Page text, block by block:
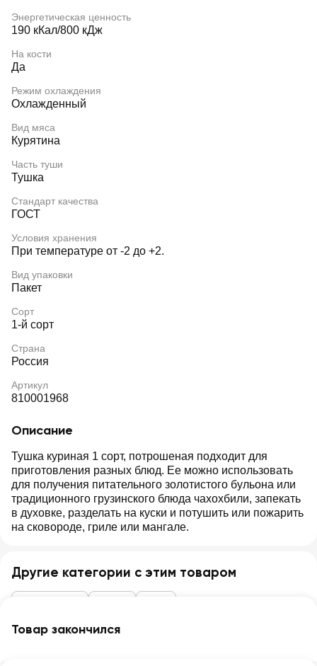
Энергетическая ценность
190 кКал/800 кДж
На кости
Да
Режим охлаждения
Охлажденный
Вид мяса
Курятина
Часть туши
Тушка
Стандарт качества
ГОСТ
Условия хранения
При температуре от -2 до +2.
Вид упаковки
Пакет
Сорт
1-й сорт
Страна
Россия
Артикул
810001968
Описание
Тушка куриная 1 сорт, потрошеная подходит для
приготовления разных блюд. Ее можно использовать
для получения питательного золотистого бульона или
традиционного грузинского блюда чахохбили, запекать
в духовке, разделать на куски и потушить или пожарить
на сковороде, гриле или мангале.
Другие категории с этим товаром
Товар закончился